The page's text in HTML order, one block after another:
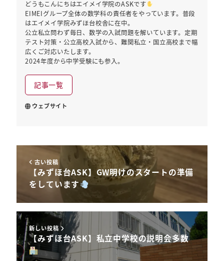
どうもこんにちはエイメイ学院のASKです
EIMEIグループ全体の数学科の責任者をやっています。普段
はエイメイ学院みずほ台校舎に在中。
公立私立問わず毎日、数学の入試問題を解いています。定期
テスト対策・公立高校入試から、難関私立・国立高校まで幅
広くご対応いたします。
2024年度から中学受験にも参入。
記事一覧
ウェブサイト
古い投稿
【みずほ台ASK】GW明けのスタートの準備
をしています
新しい投稿
【みずほ台ASK】私立中学校の説明会多数